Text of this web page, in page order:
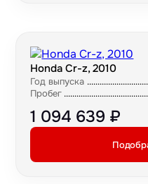
Honda Cr-z, 2010
Год выпуска
Пробег
1 094 639 ₽